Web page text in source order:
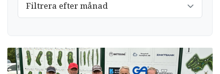
Filtrera efter månad